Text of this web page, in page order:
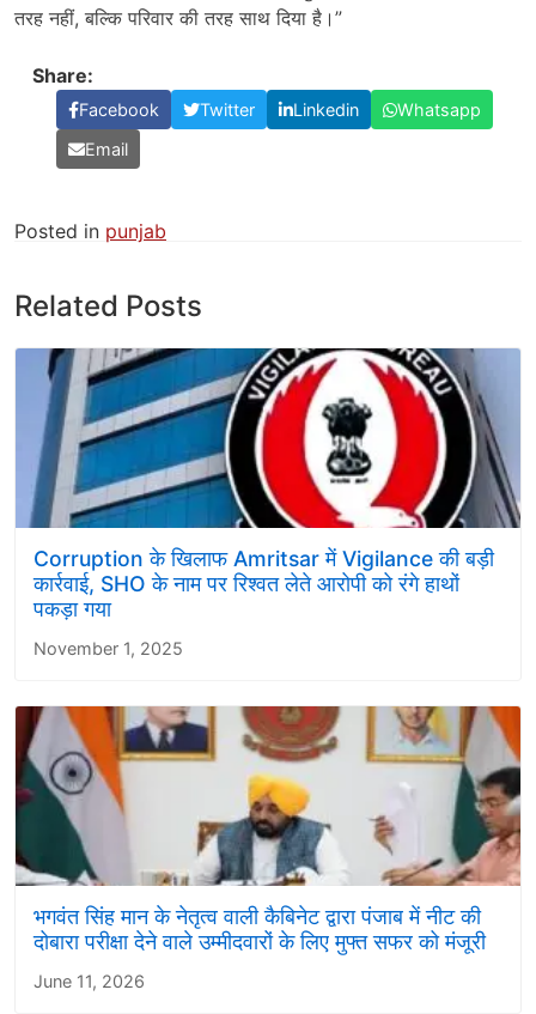
तरह नहीं, बल्कि परिवार की तरह साथ दिया है।”
Share:
Facebook Twitter Linkedin
Whatsapp
Email
Posted in punjab
Related Posts
Corruption के खिलाफ Amritsar में Vigilance की बड़ी
कार्रवाई, SHO के नाम पर रिश्वत लेते आरोपी को रंगे हाथों
पकड़ा गया
November 1, 2025
भगवंत सिंह मान के नेतृत्व वाली कैबिनेट द्वारा पंजाब में नीट की
दोबारा परीक्षा देने वाले उम्मीदवारों के लिए मुफ्त सफर को मंजूरी
June 11, 2026